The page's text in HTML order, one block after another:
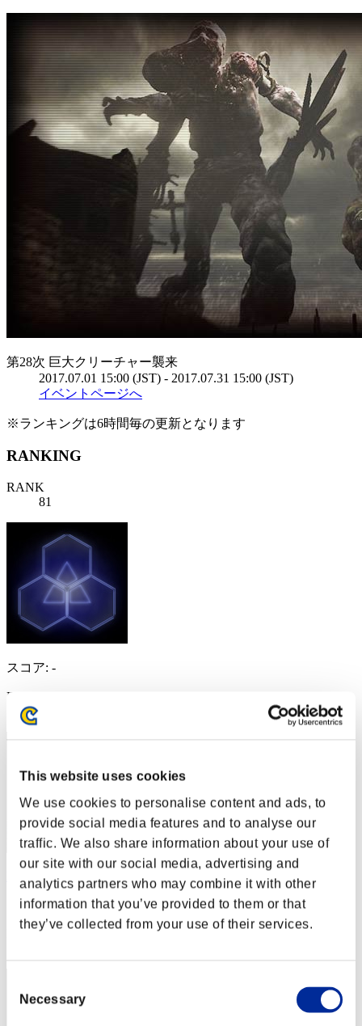
This website uses cookies
We use cookies to personalise content and ads, to
provide social media features and to analyse our
traffic. We also share information about your use of
our site with our social media, advertising and
analytics partners who may combine it with other
information that you’ve provided to them or that
they’ve collected from your use of their services.
Selection
Necessary
第28次 巨大クリーチャー襲来
2017.07.01 15:00 (JST) - 2017.07.31 15:00 (JST)
イベントページへ
※ランキングは6時間毎の更新となります
RANKING
RANK
81
スコア: -
RANK
スコア:32851802
RANK